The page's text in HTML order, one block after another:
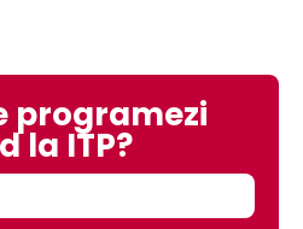
programezi
la ITP?